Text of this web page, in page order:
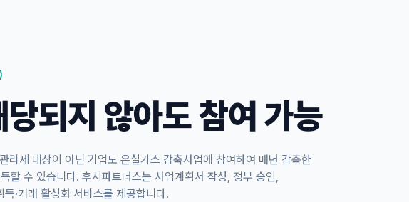
되지 않아도 참여 가능
리제 대상이 아닌 기업도 온실가스 감축사업에 참여하여 매년 감축한
할 수 있습니다. 후시파트너스는 사업계획서 작성, 정부 승인,
·거래 활성화 서비스를 제공합니다.